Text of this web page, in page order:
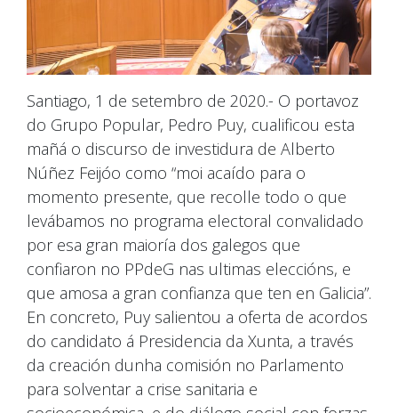
Santiago, 1 de setembro de 2020.- O portavoz
do Grupo Popular, Pedro Puy, cualificou esta
mañá o discurso de investidura de Alberto
Núñez Feijóo como “moi acaído para o
momento presente, que recolle todo o que
levábamos no programa electoral convalidado
por esa gran maioría dos galegos que
confiaron no PPdeG nas ultimas eleccións, e
que amosa a gran confianza que ten en Galicia”.
En concreto, Puy salientou a oferta de acordos
do candidato á Presidencia da Xunta, a través
da creación dunha comisión no Parlamento
para solventar a crise sanitaria e